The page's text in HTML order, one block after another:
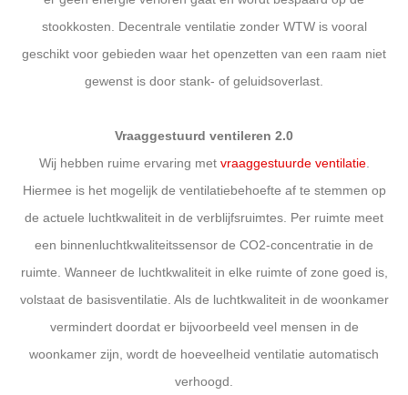
stookkosten. Decentrale ventilatie zonder WTW is vooral
geschikt voor gebieden waar het openzetten van een raam niet
gewenst is door stank- of geluidsoverlast.
Vraaggestuurd ventileren 2.0
Wij hebben ruime ervaring met vraaggestuurde ventilatie.
Hiermee is het mogelijk de ventilatiebehoefte af te stemmen op
de actuele luchtkwaliteit in de verblijfsruimtes. Per ruimte meet
een binnenluchtkwaliteitssensor de CO2-concentratie in de
ruimte. Wanneer de luchtkwaliteit in elke ruimte of zone goed is,
volstaat de basisventilatie. Als de luchtkwaliteit in de woonkamer
vermindert doordat er bijvoorbeeld veel mensen in de
woonkamer zijn, wordt de hoeveelheid ventilatie automatisch
verhoogd.